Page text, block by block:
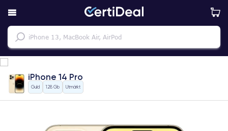
iPhone 14 Pro
Guld 128 Gb Utmärkt